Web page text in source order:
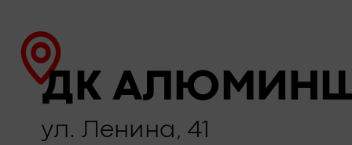
ДК
ул. Ленина, 41